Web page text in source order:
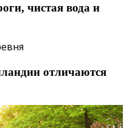
чистая вода и
отличаются